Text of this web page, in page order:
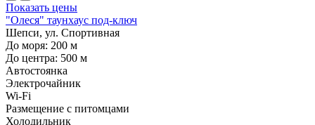
Показать цены
"Олеся" таунхаус под-ключ
Шепси, ул. Спортивная
До моря: 200 м
До центра: 500 м
Автостоянка
Электрочайник
Wi-Fi
Размещение с питомцами
Холодильник